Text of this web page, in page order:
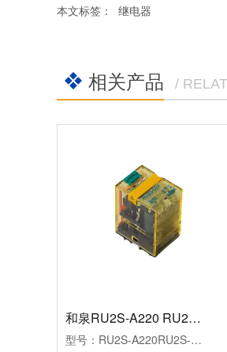
本文标签： 继电器
相关产品 /
和泉RU2S-A220 RU2S-D24
型号：RU2S-A220RU2S-D24特点：高性能通用小型继电器，适应环保要求的设计参数：交流|220VAC|2NO+2NC|10A系列：RU品类：中间继电器发货地：南京控制线圈类型：交流制电压：220VAC触点类型：2NO+2NC额定电流：10ALED指示灯：带灯